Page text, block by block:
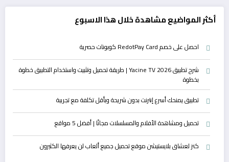
أكثر المواضيع مشاهدة خلال هذا الاسبوع
احصل على خصم RedotPay Card كوبونات حصرية
شرح تطبيق Yacine TV 2026 | طريقة تحميل وتثبيت واستخدام التطبيق خطوة
بخطوة
تطبيق يمنحك أسرع إنترنت بدون شريحة وبأقل تكلفة مع تجريبة
تحميل ومشاهدة الأفلام والمسلسلات مجانًا | أفضل 5 مواقع
كنز لعشاق بلايستيشن موقع تحميل جميع ألعاب لن يعرفها الكثيرون